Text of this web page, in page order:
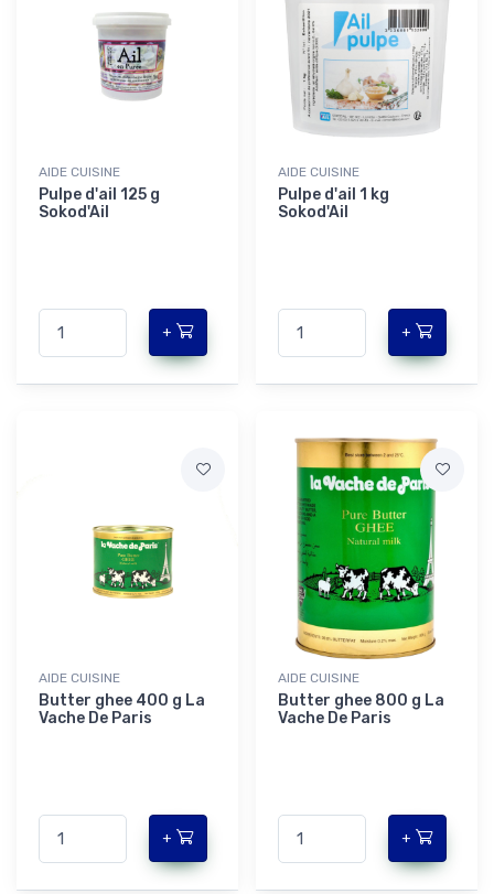
AIDE CUISINE
Pulpe d'ail 125 g
Sokod'Ail
+
AIDE CUISINE
Pulpe d'ail 1 kg
Sokod'Ail
+
AIDE CUISINE
Butter ghee 400 g La
Vache De Paris
+
AIDE CUISINE
Butter ghee 800 g La
Vache De Paris
+